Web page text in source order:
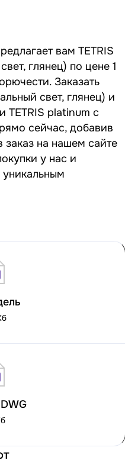
вам TETRIS
глянец) по цене 1
Заказать
свет, глянец) и
TETRIS platinum с
сейчас, добавив
на нашем сайте
у нас и